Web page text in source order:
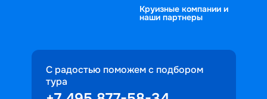
Круизные компании и
наши партнеры
С радостью поможем с подбором
тура